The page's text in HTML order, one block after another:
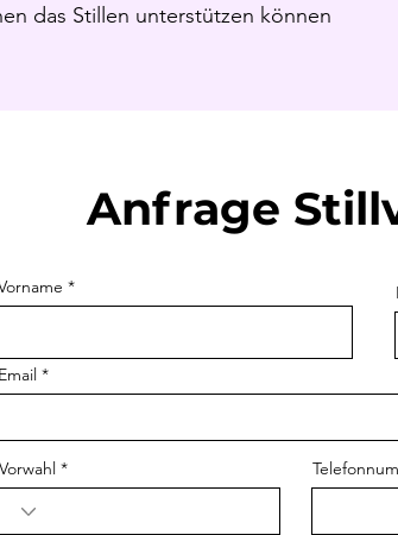
das Stillen unterstützen können
Anfrage
Email
Vorwahl